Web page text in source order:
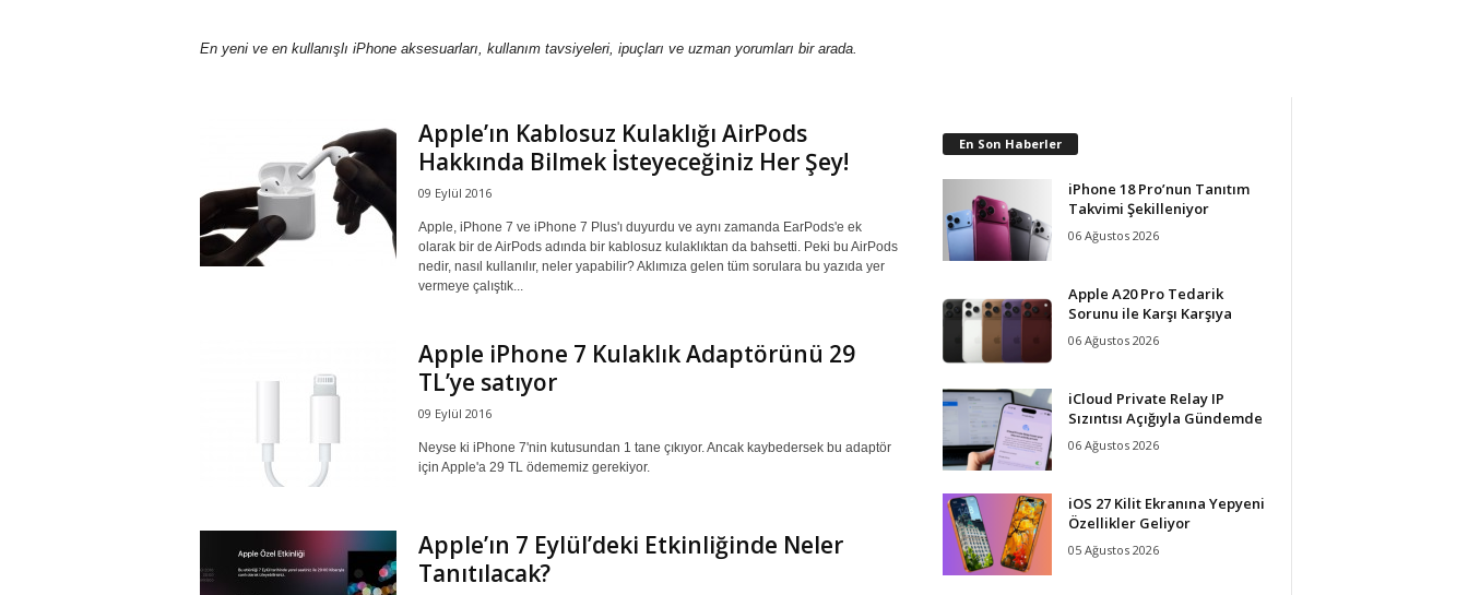
r
i
E
l
En yeni ve en kullanışlı iPhone aksesuarları, kullanım tavsiyeleri, ipuçları ve uzman yorumları bir arada.
Apple’ın Kablosuz Kulaklığı AirPods
Hakkında Bilmek İsteyeceğiniz Her Şey!
09 Eylül 2016
Apple, iPhone 7 ve iPhone 7 Plus'ı duyurdu ve aynı zamanda EarPods'e ek
olarak bir de AirPods adında bir kablosuz kulaklıktan da bahsetti. Peki bu AirPods
nedir, nasıl kullanılır, neler yapabilir? Aklımıza gelen tüm sorulara bu yazıda yer
vermeye çalıştık...
Apple iPhone 7 Kulaklık Adaptörünü 29
TL’ye satıyor
09 Eylül 2016
Neyse ki iPhone 7'nin kutusundan 1 tane çıkıyor. Ancak kaybedersek bu adaptör
için Apple'a 29 TL ödememiz gerekiyor.
Apple’ın 7 Eylül’deki Etkinliğinde Neler
Tanıtılacak?
En Son Haberler
iPhone 18 Pro’nun Tanıtım
Takvimi Şekilleniyor
06 Ağustos 2026
Apple A20 Pro Tedarik
Sorunu ile Karşı Karşıya
06 Ağustos 2026
iCloud Private Relay IP
Sızıntısı Açığıyla Gündemde
06 Ağustos 2026
iOS 27 Kilit Ekranına Yepyeni
Özellikler Geliyor
05 Ağustos 2026